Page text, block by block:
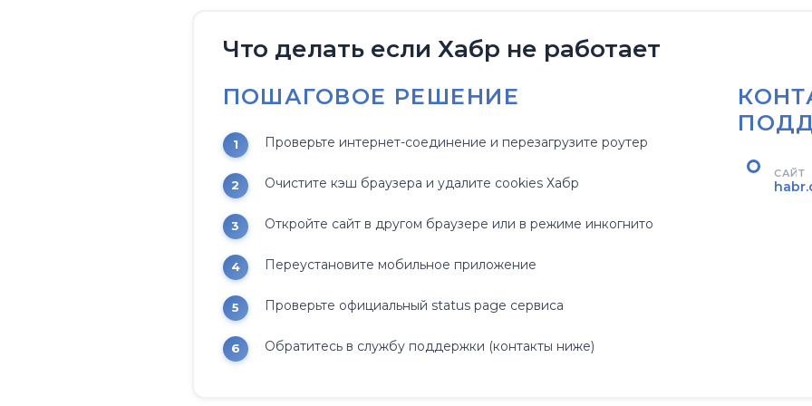
Что делать если Хабр не работает
ПОШАГОВОЕ РЕШЕНИЕ
Проверьте интернет-соединение и перезагрузите роутер
Очистите кэш браузера и удалите cookies Хабр
Откройте сайт в другом браузере или в режиме инкогнито
Переустановите мобильное приложение
Проверьте официальный status page сервиса
Обратитесь в службу поддержки (контакты ниже)
САЙТ